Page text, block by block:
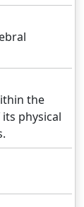
the
physical